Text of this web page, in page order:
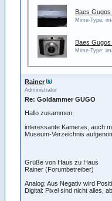
Mime-Type:
Mime-Type:
Rainer
Administrator
Re: Goldammer GUGO
Hallo zusammen,
interessante Kameras, auch
Museum-Verzeichnis
Grüße von Haus zu Haus
Rainer (Forumbetreiber)
Analog: Aus Negativ wird
Digital: Pixel sind nicht alles,